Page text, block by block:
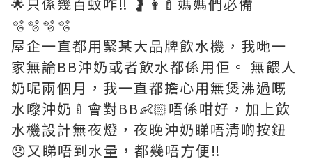
🫧🫧🫧🫧
屋企一直都用緊某大品牌飲水機，我哋一
家無論BB沖奶或者飲水都係用佢。 無餵人
奶呢兩個月，我一直都擔心用無煲沸過嘅
水嚟沖奶🍼會對BB👶🏻唔係咁好，加上飲
水機設計無夜燈，夜晚沖奶睇唔清啲按鈕
😞又睇唔到水量，都幾唔方便‼️